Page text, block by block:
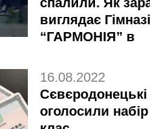
виглядає
“ГАРМОНІЯ” в
16.08.2022
Сєвєродонецькі
оголосили